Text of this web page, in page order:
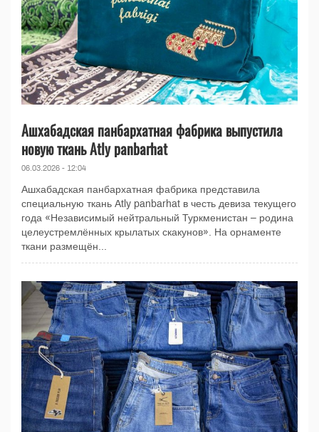
Ашхабадская панбархатная фабрика выпустила
новую ткань Atly panbarhat
06.03.2026 - 12:04
Ашхабадская панбархатная фабрика представила
специальную ткань Atly panbarhat в честь девиза текущего
года «Независимый нейтральный Туркменистан – родина
целеустремлённых крылатых скакунов». На орнаменте
ткани размещён...